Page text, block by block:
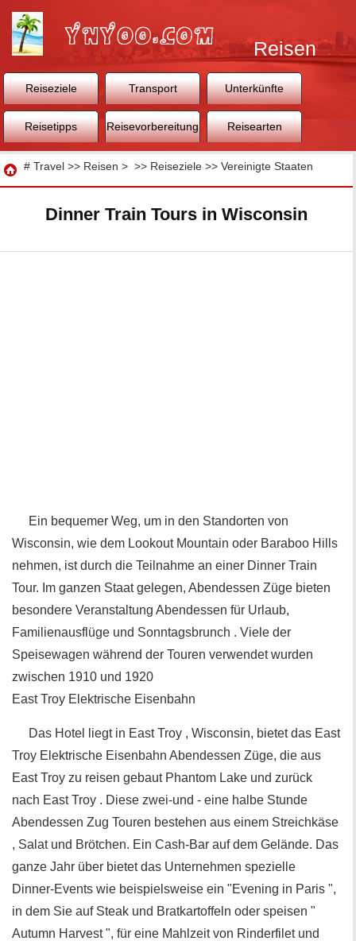
Reisen
Reiseziele Transport Unterkünfte
Reisetipps Reisevorbereitung Reisearten
Reisen
# Travel >> Reisen > >> Reiseziele >> Vereinigte Staaten
Dinner Train Tours in Wisconsin
Ein bequemer Weg, um in den Standorten von
Wisconsin, wie dem Lookout Mountain oder Baraboo Hills
nehmen, ist durch die Teilnahme an einer Dinner Train
Tour. Im ganzen Staat gelegen, Abendessen Züge bieten
besondere Veranstaltung Abendessen für Urlaub,
Familienausflüge und Sonntagsbrunch . Viele der
Speisewagen während der Touren verwendet wurden
zwischen 1910 und 1920
East Troy Elektrische Eisenbahn
Das Hotel liegt in East Troy , Wisconsin, bietet das East
Troy Elektrische Eisenbahn Abendessen Züge, die aus
East Troy zu reisen gebaut Phantom Lake und zurück
nach East Troy . Diese zwei-und - eine halbe Stunde
Abendessen Zug Touren bestehen aus einem Streichkäse
, Salat und Brötchen. Ein Cash-Bar auf dem Gelände. Das
ganze Jahr über bietet das Unternehmen spezielle
Dinner-Events wie beispielsweise ein "Evening in Paris ",
in dem Sie auf Steak und Bratkartoffeln oder speisen "
Autumn Harvest ", für eine Mahlzeit von Rinderfilet und